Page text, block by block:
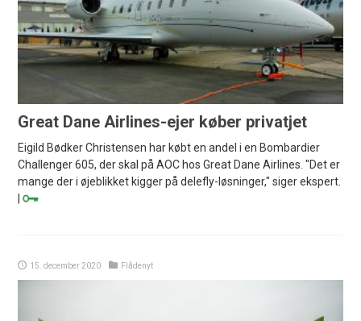
Great Dane Airlines-ejer køber privatjet
Eigild Bødker Christensen har købt en andel i en Bombardier
Challenger 605, der skal på AOC hos Great Dane Airlines. "Det er
mange der i øjeblikket kigger på delefly-løsninger," siger ekspert.
|
15. december 2020 Flådenyt